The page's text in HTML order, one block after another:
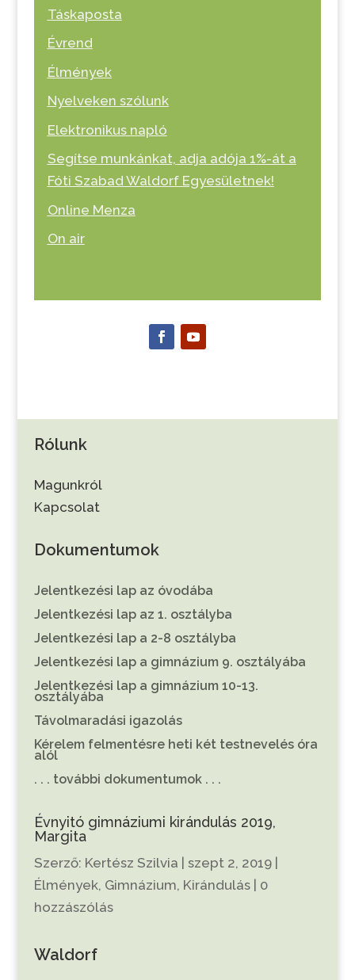
Táskaposta
Évrend
Élmények
Nyelveken szólunk
Elektronikus napló
Segítse munkánkat, adja adója 1%-át a
Fóti Szabad Waldorf Egyesületnek!
Online Menza
On air
Rólunk
Magunkról
Kapcsolat
Dokumentumok
Jelentkezési lap az óvodába
Jelentkezési lap az 1. osztályba
Jelentkezési lap a 2-8 osztályba
Jelentkezési lap a gimnázium 9. osztályába
Jelentkezési lap a gimnázium 10-13.
osztályába
Távolmaradási igazolás
Kérelem felmentésre heti két testnevelés óra
alól
. . . további dokumentumok . . .
Évnyitó gimnáziumi kirándulás 2019,
Margita
Szerző: Kertész Szilvia | szept 2, 2019|
Élmények, Gimnázium, Kirándulás| 0
hozzászólás
Waldorf